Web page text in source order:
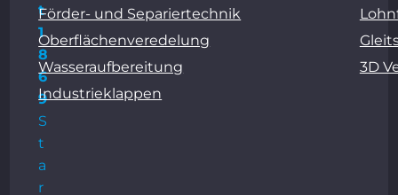
t
1
8
6
9
S
t
a
r
Förder- und Separiertechnik
Oberflächenveredelung
Wasseraufbereitung
Industrieklappen
3D